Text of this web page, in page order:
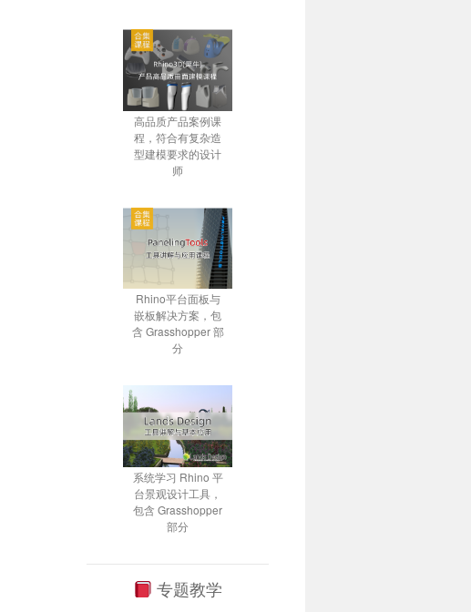
高品质产品案例课
程，符合有复杂造
型建模要求的设计
师
Rhino平台面板与
嵌板解决方案，包
含 Grasshopper 部
分
系统学习 Rhino 平
台景观设计工具，
包含 Grasshopper
部分
专题教学